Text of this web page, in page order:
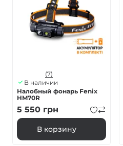
(7)
В наличии
Налобный фонарь Fenix
HM70R
5 550 грн
В корзину